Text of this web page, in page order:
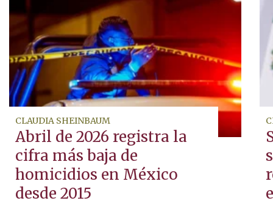
CLAUDIA SHEINBAUM
Abril de 2026 registra la
cifra más baja de
homicidios en México
desde 2015